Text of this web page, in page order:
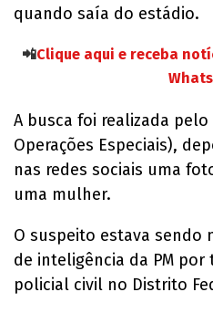
quando saía do estádio.
📲Clique aqui e receba
A busca foi realizada
Operações Especiais),
nas redes sociais uma
uma mulher.
O suspeito estava
de inteligência da PM por
policial civil no Distrito